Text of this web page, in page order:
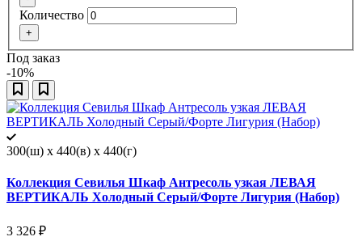
Количество
+
Под заказ
-10%
300(ш) x 440(в) x 440(г)
Коллекция Севилья Шкаф Антресоль узкая ЛЕВАЯ
ВЕРТИКАЛЬ Холодный Серый/Форте Лигурия (Набор)
3 326 ₽